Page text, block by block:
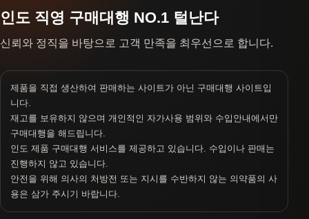
인도 직영 구매대행 NO.1 털난다
신뢰와 정직을 바탕으로 고객 만족을 최우선으로 합니다.
제품을 직접 생산하여 판매하는 사이트가 아닌 구매대행 사이트입
니다.
재고를 보유하지 않으며 개인적인 자가사용 범위와 수입안내에서만
구매대행을 해드립니다.
인도 제품 구매대행 서비스를 제공하고 있습니다. 수입이나 판매는
진행하지 않고 있습니다.
안전을 위해 의사의 처방전 또는 지시를 수반하지 않는 의약품의 사
용은 삼가 주시기 바랍니다.